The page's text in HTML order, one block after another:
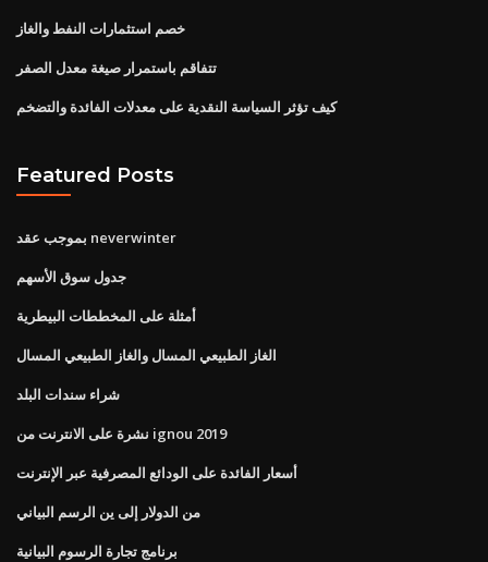
خصم استثمارات النفط والغاز
تتفاقم باستمرار صيغة معدل الصفر
كيف تؤثر السياسة النقدية على معدلات الفائدة والتضخم
Featured Posts
بموجب عقد neverwinter
جدول سوق الأسهم
أمثلة على المخططات البيطرية
الغاز الطبيعي المسال والغاز الطبيعي المسال
شراء سندات البلد
نشرة على الانترنت من ignou 2019
أسعار الفائدة على الودائع المصرفية عبر الإنترنت
من الدولار إلى ين الرسم البياني
برنامج تجارة الرسوم البيانية